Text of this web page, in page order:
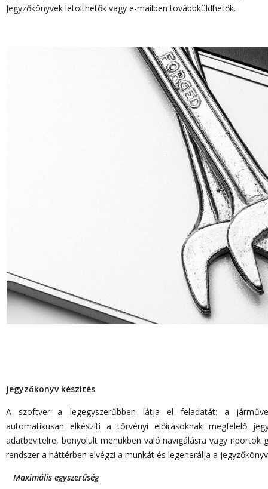
Jegyzőkönyvek letölthetők vagy e-mailben továbbküldhetők.
Jegyzőkönyv készítés
A szoftver a legegyszerűbben látja el feladatát: a
automatikusan elkészíti a törvényi előírásoknak megfelelő
adatbevitelre, bonyolult menükben való navigálásra vagy riportok
rendszer a háttérben elvégzi a munkát és legenerálja a
Maximális egyszerűség